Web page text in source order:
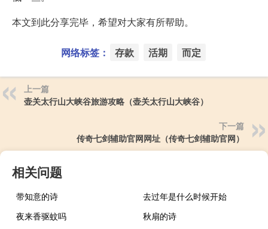
本文到此分享完毕，希望对大家有所帮助。
网络标签： 存款 活期 而定
上一篇
壶关太行山大峡谷旅游攻略（壶关太行山大峡谷）
下一篇
传奇七剑辅助官网网址（传奇七剑辅助官网）
相关问题
带知意的诗
去过年是什么时候开始
夜来香驱蚊吗
秋扇的诗